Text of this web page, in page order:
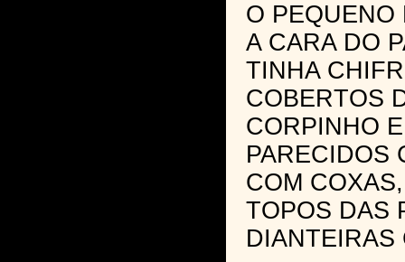
O PEQUENO
A CARA DO
TINHA
COBERTOS
CORPINHO
PARECIDOS
COM
TOPOS DAS
DIANTEIRAS